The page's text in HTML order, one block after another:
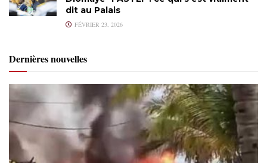
dit au Palais
FÉVRIER 23, 2026
Dernières nouvelles